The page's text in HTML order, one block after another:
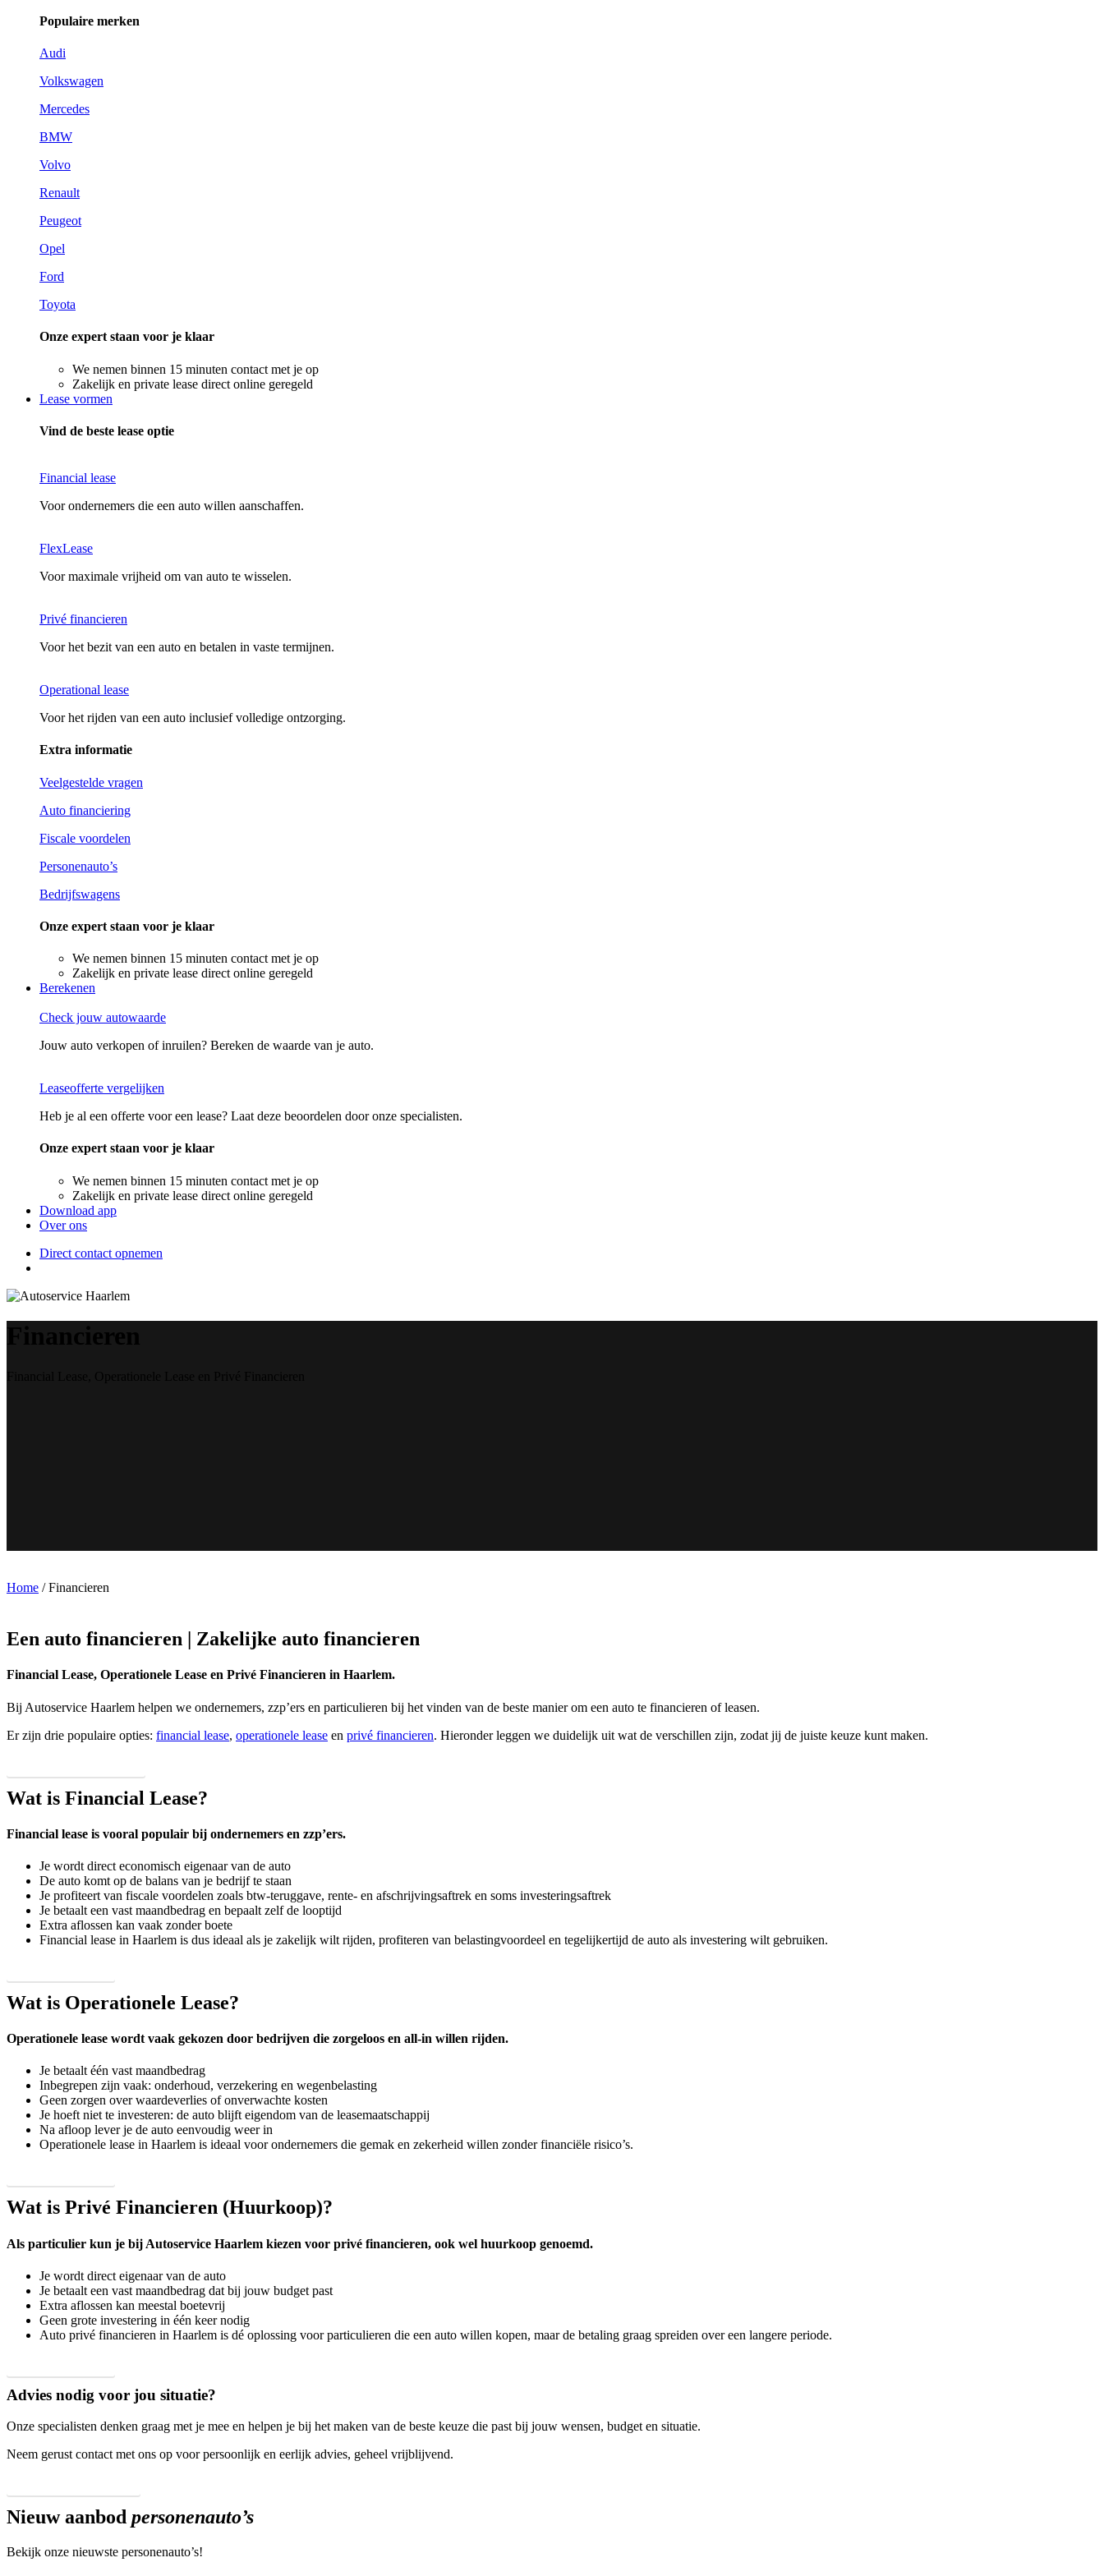
Populaire merken
Audi
Volkswagen
Mercedes
BMW
Volvo
Renault
Peugeot
Opel
Ford
Toyota
Onze expert staan voor je klaar
We nemen binnen 15 minuten contact met je op
Zakelijk en private lease direct online geregeld
Lease vormen
Vind de beste lease optie
Financial lease
Voor ondernemers die een auto willen aanschaffen.
FlexLease
Voor maximale vrijheid om van auto te wisselen.
Privé financieren
Voor het bezit van een auto en betalen in vaste termijnen.
Operational lease
Voor het rijden van een auto inclusief volledige ontzorging.
Extra informatie
Veelgestelde vragen
Auto financiering
Fiscale voordelen
Personenauto’s
Bedrijfswagens
Onze expert staan voor je klaar
We nemen binnen 15 minuten contact met je op
Zakelijk en private lease direct online geregeld
Berekenen
Check jouw autowaarde
Jouw auto verkopen of inruilen? Bereken de waarde van je auto.
Leaseofferte vergelijken
Heb je al een offerte voor een lease? Laat deze beoordelen door onze specialisten.
Onze expert staan voor je klaar
We nemen binnen 15 minuten contact met je op
Zakelijk en private lease direct online geregeld
Download app
Over ons
Direct contact opnemen
Home /Financieren
Een auto financieren | Zakelijke auto financieren
Financial Lease, Operationele Lease en Privé Financieren in Haarlem.
Bij Autoservice Haarlem helpen we ondernemers, zzp’ers en particulieren bij het vinden van de beste manier om een auto te financieren of leasen.
Er zijn drie populaire opties: financial lease, operationele lease en privé financieren. Hieronder leggen we duidelijk uit wat de verschillen zijn, zodat jij de juiste keuze kunt maken.
Wat is Financial Lease?
Financial lease is vooral populair bij ondernemers en zzp’ers.
Je wordt direct economisch eigenaar van de auto
De auto komt op de balans van je bedrijf te staan
Je profiteert van fiscale voordelen zoals btw-teruggave, rente- en afschrijvingsaftrek en soms investeringsaftrek
Je betaalt een vast maandbedrag en bepaalt zelf de looptijd
Extra aflossen kan vaak zonder boete
Financial lease in Haarlem is dus ideaal als je zakelijk wilt rijden, profiteren van belastingvoordeel en tegelijkertijd de auto als investering wilt gebruiken.
Wat is Operationele Lease?
Operationele lease wordt vaak gekozen door bedrijven die zorgeloos en all-in willen rijden.
Je betaalt één vast maandbedrag
Inbegrepen zijn vaak: onderhoud, verzekering en wegenbelasting
Geen zorgen over waardeverlies of onverwachte kosten
Je hoeft niet te investeren: de auto blijft eigendom van de leasemaatschappij
Na afloop lever je de auto eenvoudig weer in
Operationele lease in Haarlem is ideaal voor ondernemers die gemak en zekerheid willen zonder financiële risico’s.
Wat is Privé Financieren (Huurkoop)?
Als particulier kun je bij Autoservice Haarlem kiezen voor privé financieren, ook wel huurkoop genoemd.
Je wordt direct eigenaar van de auto
Je betaalt een vast maandbedrag dat bij jouw budget past
Extra aflossen kan meestal boetevrij
Geen grote investering in één keer nodig
Auto privé financieren in Haarlem is dé oplossing voor particulieren die een auto willen kopen, maar de betaling graag spreiden over een langere periode.
Advies nodig voor jou situatie?
Onze specialisten denken graag met je mee en helpen je bij het maken van de beste keuze die past bij jouw wensen, budget en situatie.
Neem gerust contact met ons op voor persoonlijk en eerlijk advies, geheel vrijblijvend.
Nieuw aanbod personenauto’s
Bekijk onze nieuwste personenauto’s!